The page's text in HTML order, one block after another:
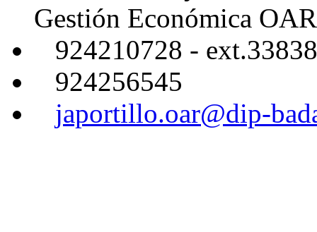
Gestión Económica OAR
924210728 - ext.33838
924256545
japortillo.oar@dip-